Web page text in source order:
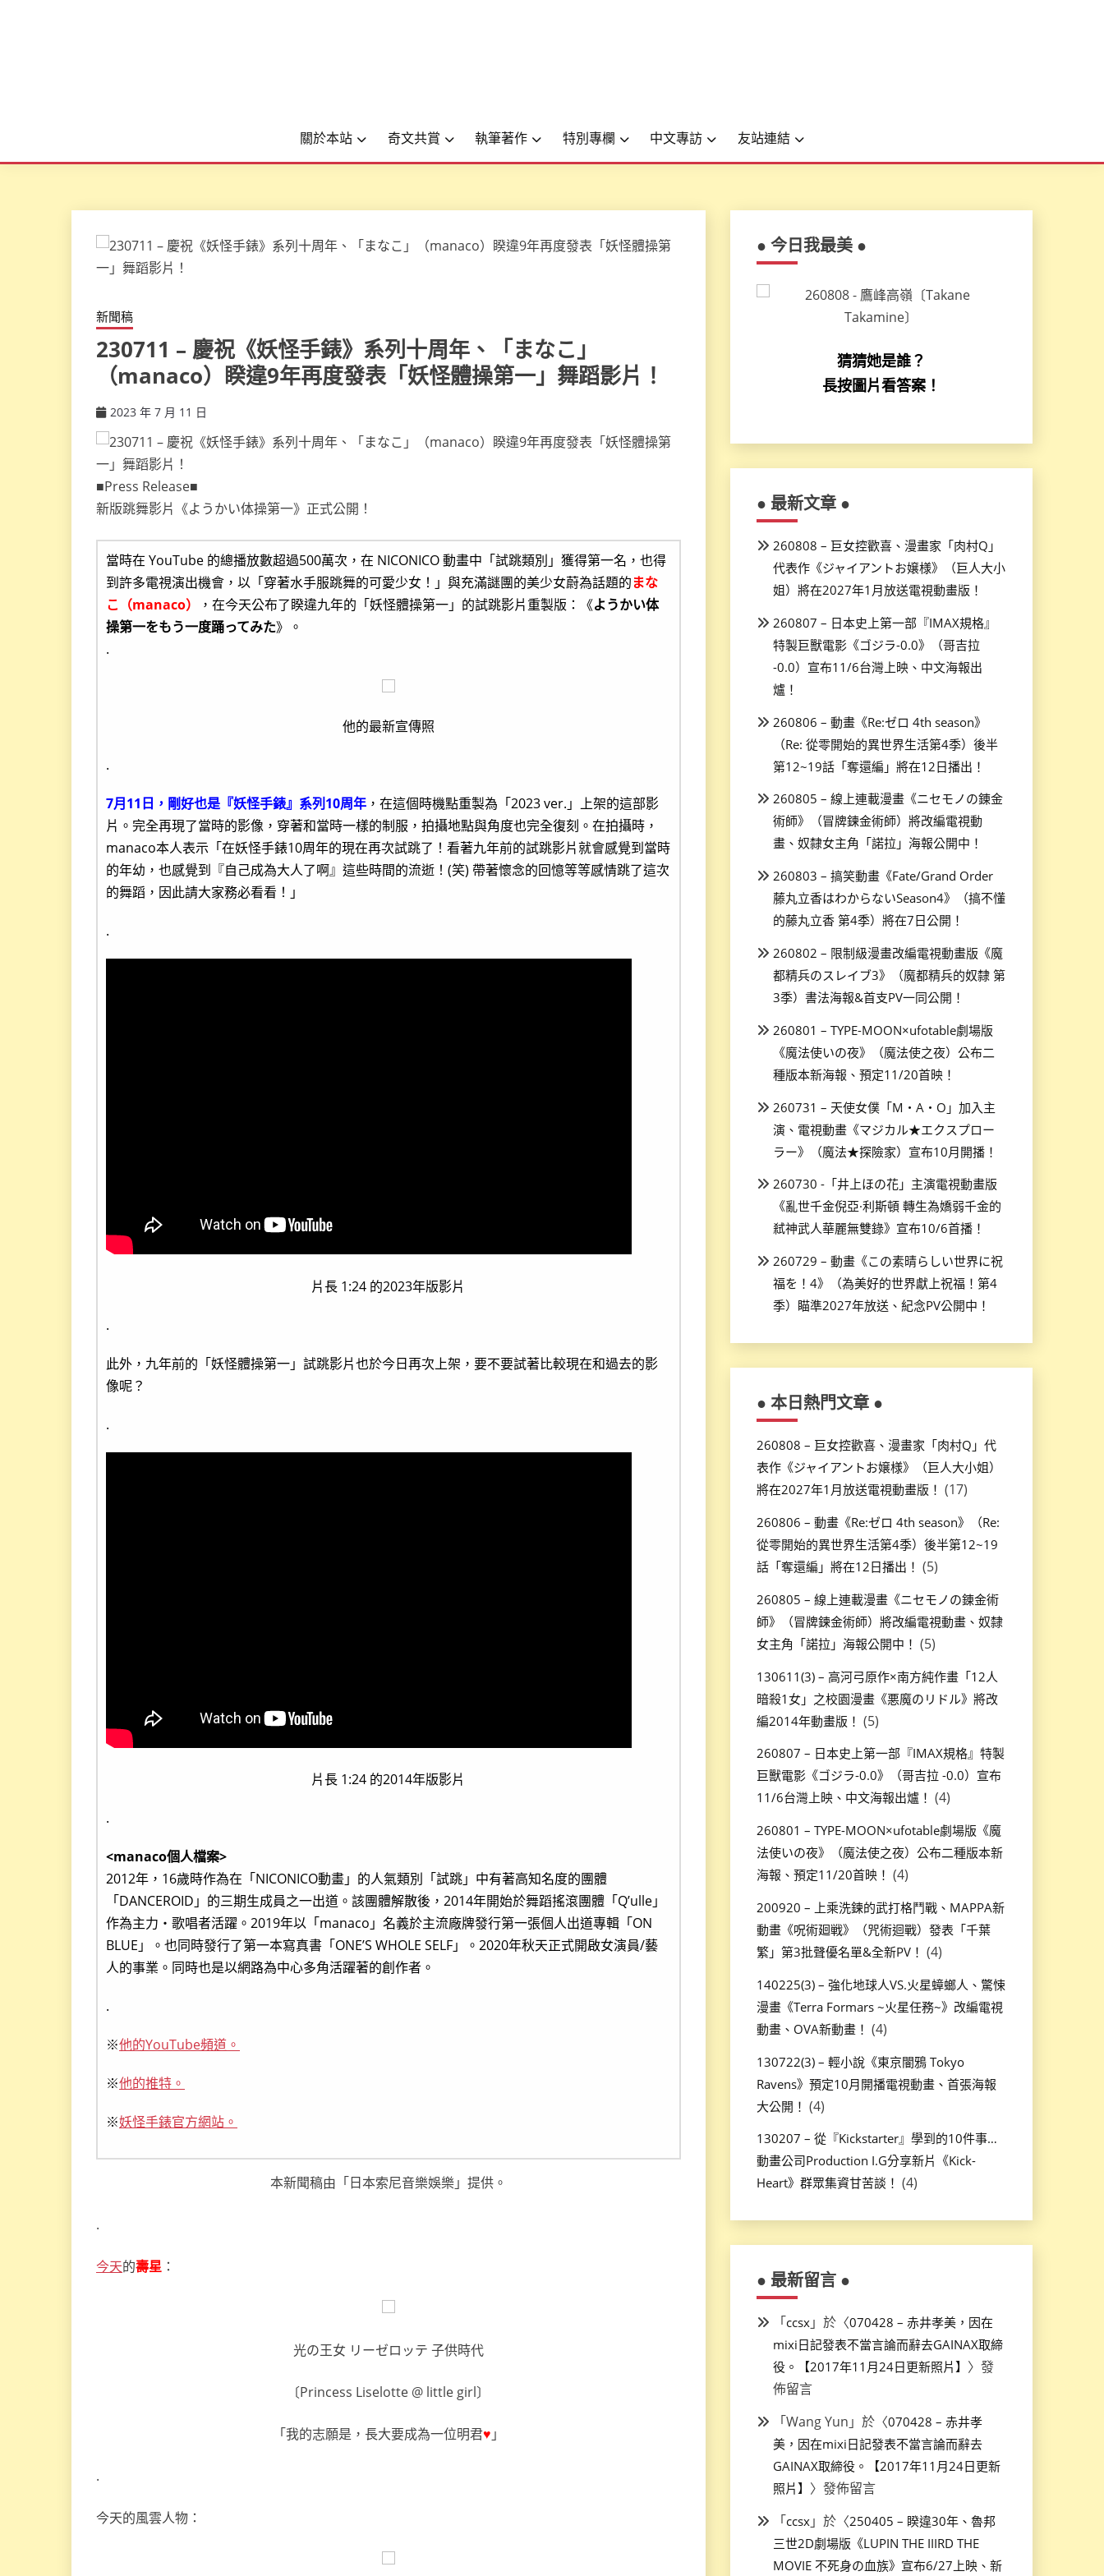
關於本站 奇文共賞 執筆著作 特別專欄 中文專訪 友站連結
新聞稿
230711 – 慶祝《妖怪手錶》系列十周年、「まなこ」
（manaco）睽違9年再度發表「妖怪體操第一」舞蹈影片！
2023 年 7 月 11 日
■Press Release■
新版跳舞影片《ようかい体操第一》正式公開！
當時在 YouTube 的總播放數超過500萬次，在 NICONICO 動畫中「試跳類別」獲得第一名，也得
到許多電視演出機會，以「穿著水手服跳舞的可愛少女！」與充滿謎團的美少女蔚為話題的まな
こ（manaco）
，在今天公布了睽違九年的「妖怪體操第一」的試跳影片重製版：《ようかい体
操第一をもう一度踊ってみた》。
.
他的最新宣傳照
.
7月11日，剛好也是『妖怪手錶』系列10周年 ，在這個時機點重製為「2023 ver.」上架的這部影
片。完全再現了當時的影像，穿著和當時一樣的制服，拍攝地點與角度也完全復刻。在拍攝時，
manaco本人表示「在妖怪手錶10周年的現在再次試跳了！看著九年前的試跳影片就會感覺到當時
的年幼，也感覺到『自己成為大人了啊』這些時間的流逝！(笑) 帶著懷念的回憶等等感情跳了這次
的舞蹈，因此請大家務必看看！」
.
片長 1:24 的2023年版影片
.
此外，九年前的「妖怪體操第一」試跳影片也於今日再次上架，要不要試著比較現在和過去的影
像呢？
.
片長 1:24 的2014年版影片
.
<manaco個人檔案>
2012年，16歲時作為在「NICONICO動畫」的人氣類別「試跳」中有著高知名度的團體
「DANCEROID」的三期生成員之一出道。該團體解散後，2014年開始於舞蹈搖滾團體「Q’ulle」
作為主力・歌唱者活躍。2019年以「manaco」名義於主流廠牌發行第一張個人出道專輯「ON
BLUE」。也同時發行了第一本寫真書「ONE’S WHOLE SELF」。2020年秋天正式開啟女演員/藝
人的事業。同時也是以網路為中心多角活躍著的創作者。
.
※他的YouTube頻道。
※他的推特。
※妖怪手錶官方網站。
本新聞稿由「日本索尼音樂娛樂」提供。
.
今天的壽星 ：
光の王女 リーゼロッテ 子供時代
〔Princess Liselotte @ little girl〕
「我的志願是，長大要成為一位明君♥ 」
.
今天的風雲人物：
● 今日我最美 ●
猜猜她是誰？
長按圖片看答案！
● 最新文章 ●
260808 – 巨女控歡喜、漫畫家「肉村Q」
代表作《ジャイアントお嬢様》（巨人大小
姐）將在2027年1月放送電視動畫版！
260807 – 日本史上第一部『IMAX規格』
特製巨獸電影《ゴジラ-0.0》（哥吉拉
-0.0）宣布11/6台灣上映、中文海報出
爐！
260806 – 動畫《Re:ゼロ 4th season》
（Re: 從零開始的異世界生活第4季）後半
第12~19話「奪還編」將在12日播出！
260805 – 線上連載漫畫《ニセモノの錬金
術師》（冒牌鍊金術師）將改編電視動
畫、奴隸女主角「諾拉」海報公開中！
260803 – 搞笑動畫《Fate/Grand Order
藤丸立香はわからないSeason4》（搞不懂
的藤丸立香 第4季）將在7日公開！
260802 – 限制級漫畫改編電視動畫版《魔
都精兵のスレイブ3》（魔都精兵的奴隸 第
3季）書法海報&首支PV一同公開！
260801 – TYPE-MOON×ufotable劇場版
《魔法使いの夜》（魔法使之夜）公布二
種版本新海報、預定11/20首映！
260731 – 天使女僕「M・A・O」加入主
演、電視動畫《マジカル★エクスプロー
ラー》（魔法★探險家）宣布10月開播！
260730 -「井上ほの花」主演電視動畫版
《亂世千金倪亞·利斯頓 轉生為嬌弱千金的
弒神武人華麗無雙錄》宣布10/6首播！
260729 – 動畫《この素晴らしい世界に祝
福を！4》（為美好的世界獻上祝福！第4
季）瞄準2027年放送、紀念PV公開中！
● 本日熱門文章 ●
260808 – 巨女控歡喜、漫畫家「肉村Q」代
表作《ジャイアントお嬢様》（巨人大小姐）
將在2027年1月放送電視動畫版！ (17)
260806 – 動畫《Re:ゼロ 4th season》（Re:
從零開始的異世界生活第4季）後半第12~19
話「奪還編」將在12日播出！ (5)
260805 – 線上連載漫畫《ニセモノの錬金術
師》（冒牌鍊金術師）將改編電視動畫、奴隸
女主角「諾拉」海報公開中！ (5)
130611(3) – 高河弓原作×南方純作畫「12人
暗殺1女」之校園漫畫《悪魔のリドル》將改
編2014年動畫版！ (5)
260807 – 日本史上第一部『IMAX規格』特製
巨獸電影《ゴジラ-0.0》（哥吉拉 -0.0）宣布
11/6台灣上映、中文海報出爐！ (4)
260801 – TYPE-MOON×ufotable劇場版《魔
法使いの夜》（魔法使之夜）公布二種版本新
海報、預定11/20首映！ (4)
200920 – 上乘洗鍊的武打格鬥戰、MAPPA新
動畫《呪術廻戦》（咒術迴戰）發表「千葉
繁」第3批聲優名單&全新PV！ (4)
140225(3) – 強化地球人VS.火星蟑螂人、驚悚
漫畫《Terra Formars ~火星任務~》改編電視
動畫、OVA新動畫！ (4)
130722(3) – 輕小說《東京闇鴉 Tokyo
Ravens》預定10月開播電視動畫、首張海報
大公開！ (4)
130207 – 從『Kickstarter』學到的10件事…
動畫公司Production I.G分享新片《Kick-
Heart》群眾集資甘苦談！ (4)
● 最新留言 ●
「ccsx」於〈070428 – 赤井孝美，因在
mixi日記發表不當言論而辭去GAINAX取締
役。【2017年11月24日更新照片】 〉發
佈留言
「Wang Yun 」於〈070428 – 赤井孝
美，因在mixi日記發表不當言論而辭去
GAINAX取締役。【2017年11月24日更新
照片】 〉發佈留言
「ccsx」於〈250405 – 睽違30年、魯邦
三世2D劇場版《LUPIN THE IIIRD THE
MOVIE 不死身の血族》宣布6/27上映、新